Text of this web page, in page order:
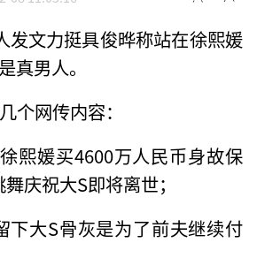
发文力挺具俊晔称站在徐熙媛
真男人。
个网传内容：
熙媛买4600万人民币身故保
庆祝大S即将离世；
下大S骨灰是为了前夫继续付